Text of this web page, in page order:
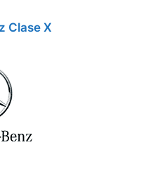
Clase X